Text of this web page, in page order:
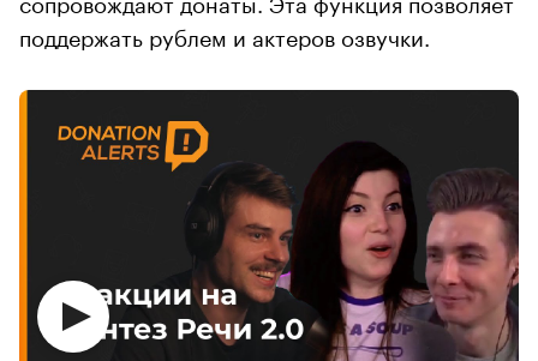
поддержать рублем и актеров озвучки.